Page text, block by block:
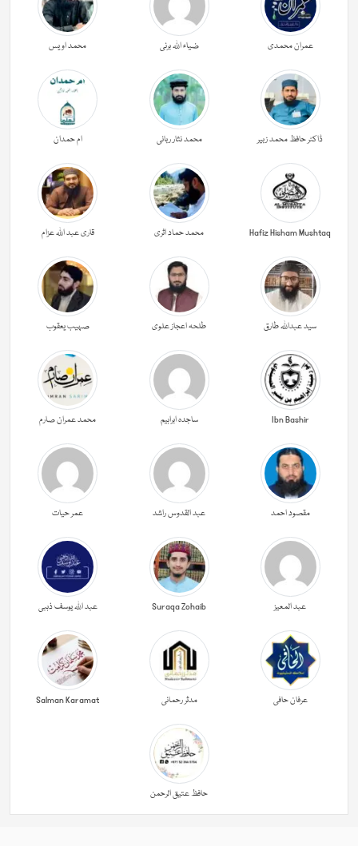
عمران محمدی ضیاء اللہ برنی محمد اویس
ڈاکٹر حافظ محمد زبیر محمد نثار ربانی ام حمدان
Hafiz Hisham Mushtaq محمد حماد اثری قاری عبد اللہ عزام
سید عبداللہ طارق طلحہ اعجاز علوی صہیب یعقوب
Ibn Bashir ساجدہ ابراہیم محمد عمران صارم
مقصود احمد عبد القدوس راشد عمر حیات
عبد المعیز Suraqa Zohaib عبد اللہ یوسف ذہبی
عرفان حافی مدثر رحمانی Salman Karamat
حافظ عتیق الرحمن